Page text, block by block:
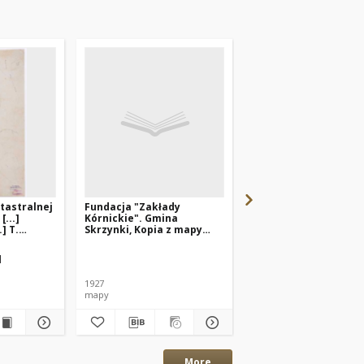
[...]
T.
Fundacja "Zakłady
Kórnickie". Gmina
Skrzynki, Kopia z mapy
1927
mapy